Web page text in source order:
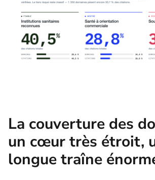
La couverture des
un cœur très étroit,
longue traîne